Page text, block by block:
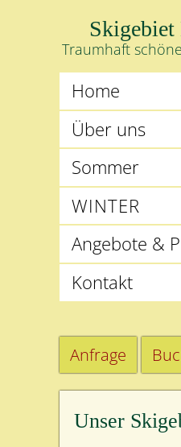
Traumhaft
Home
Über uns
Sommer
WINTER
Angebote &
Kontakt
Anfrage
Unser